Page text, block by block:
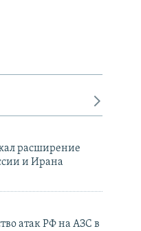
расширение
и Ирана
атак РФ на АЗС в